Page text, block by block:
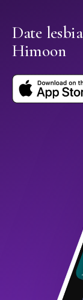
Date
Himoon